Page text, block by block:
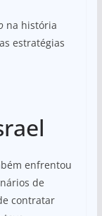
na história
estratégias
enfrentou
de
contratar